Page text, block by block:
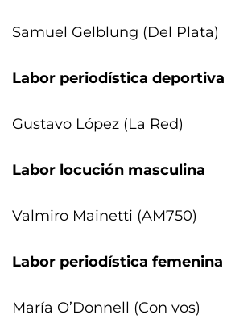
Samuel Gelblung (Del Plata)
Labor periodística deportiva
Gustavo López (La Red)
Labor locución masculina
Valmiro Mainetti (AM750)
Labor periodística femenina
María O’Donnell (Con vos)